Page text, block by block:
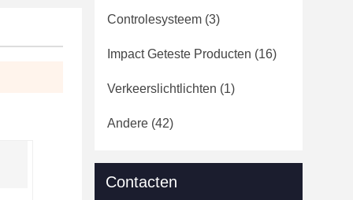
Controlesysteem (3)
Impact Geteste Producten (16)
Verkeerslichtlichten (1)
Andere (42)
Contacten